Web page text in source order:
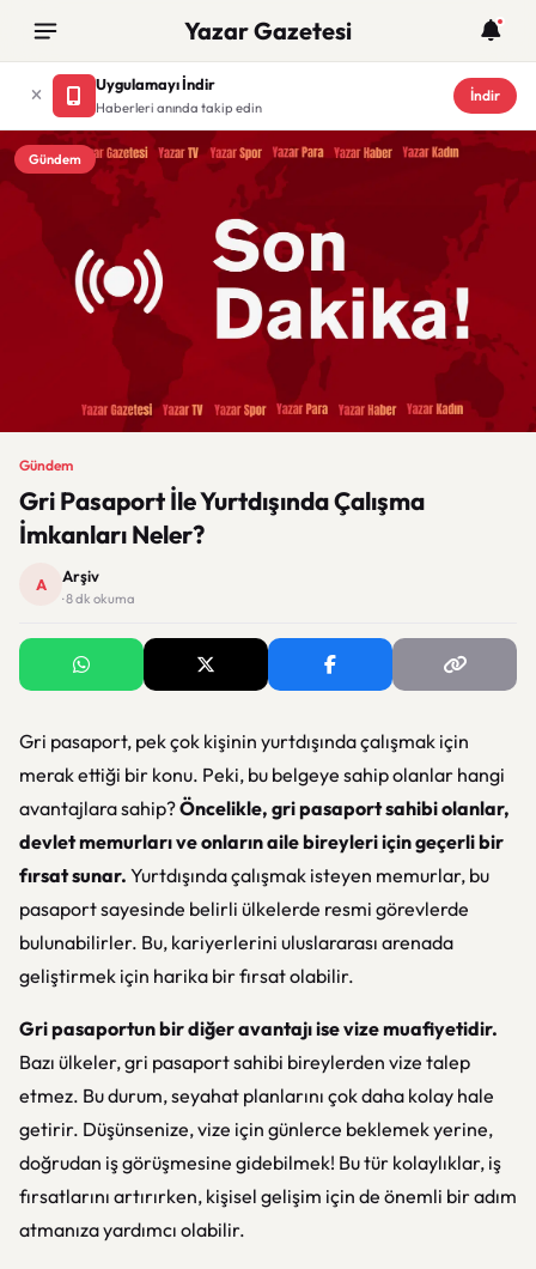
Yazar Gazetesi
Uygulamayı İndir
Haberleri anında takip edin
İndir
Gündem
Gündem
Gri Pasaport İle Yurtdışında Çalışma
İmkanları Neler?
A Arşiv
· 8 dk okuma
Gri pasaport, pek çok kişinin yurtdışında çalışmak için
merak ettiği bir konu. Peki, bu belgeye sahip olanlar hangi
avantajlara sahip?Öncelikle, gri pasaport sahibi olanlar,
devlet memurları ve onların aile bireyleri için geçerli bir
fırsat sunar. Yurtdışında çalışmak isteyen memurlar, bu
pasaport sayesinde belirli ülkelerde resmi görevlerde
bulunabilirler. Bu, kariyerlerini uluslararası arenada
geliştirmek için harika bir fırsat olabilir.
Gri pasaportun bir diğer avantajı ise vize muafiyetidir.
Bazı ülkeler, gri pasaport sahibi bireylerden vize talep
etmez. Bu durum, seyahat planlarını çok daha kolay hale
getirir. Düşünsenize, vize için günlerce beklemek yerine,
doğrudan iş görüşmesine gidebilmek! Bu tür kolaylıklar, iş
fırsatlarını artırırken, kişisel gelişim için de önemli bir adım
atmanıza yardımcı olabilir.